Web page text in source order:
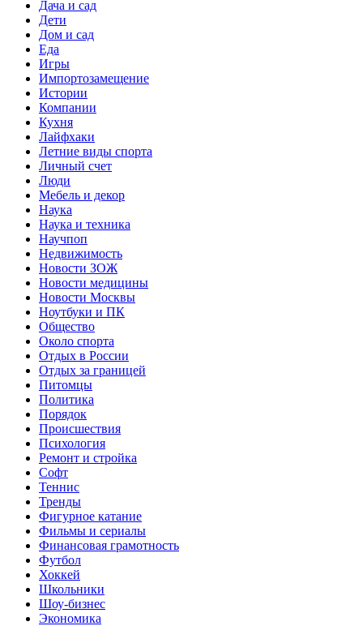
Дача и сад
Дети
Дом и сад
Еда
Игры
Импортозамещение
Истории
Компании
Кухня
Лайфхаки
Летние виды спорта
Личный счет
Люди
Мебель и декор
Наука
Наука и техника
Научпоп
Недвижимость
Новости ЗОЖ
Новости медицины
Новости Москвы
Ноутбуки и ПК
Общество
Около спорта
Отдых в России
Отдых за границей
Питомцы
Политика
Порядок
Происшествия
Психология
Ремонт и стройка
Софт
Теннис
Тренды
Фигурное катание
Фильмы и сериалы
Финансовая грамотность
Футбол
Хоккей
Школьники
Шоу-бизнес
Экономика